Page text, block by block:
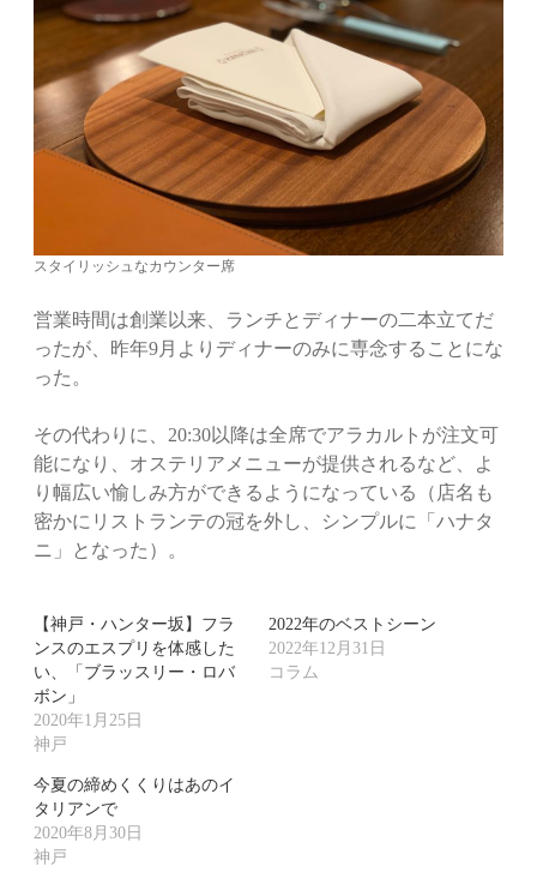
スタイリッシュなカウンター席
営業時間は創業以来、ランチとディナーの二本立てだ
ったが、昨年9月よりディナーのみに専念することにな
った。
その代わりに、20:30以降は全席でアラカルトが注文可
能になり、オステリアメニューが提供されるなど、よ
り幅広い愉しみ方ができるようになっている（店名も
密かにリストランテの冠を外し、シンプルに「ハナタ
ニ」となった）。
【神戸・ハンター坂】フラ
ンスのエスプリを体感した
い、「ブラッスリー・ロバ
ボン」
2020年1月25日
神戸
2022年のベストシーン
2022年12月31日
コラム
今夏の締めくくりはあのイ
タリアンで
2020年8月30日
神戸